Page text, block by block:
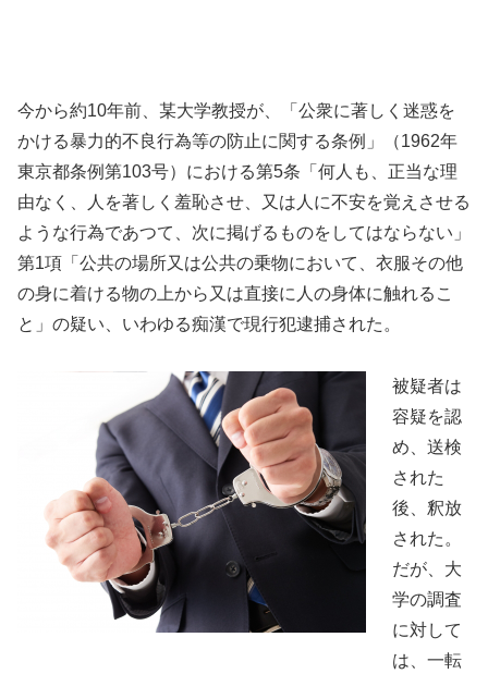
今から約10年前、某大学教授が、「公衆に著しく迷惑を
かける暴力的不良行為等の防止に関する条例」（1962年
東京都条例第103号）における第5条「何人も、正当な理
由なく、人を著しく羞恥させ、又は人に不安を覚えさせる
ような行為であつて、次に掲げるものをしてはならない」
第1項「公共の場所又は公共の乗物において、衣服その他
の身に着ける物の上から又は直接に人の身体に触れるこ
と」の疑い、いわゆる痴漢で現行犯逮捕された。
被疑者は
容疑を認
め、送検
された
後、釈放
された。
だが、大
学の調査
に対して
は、一転